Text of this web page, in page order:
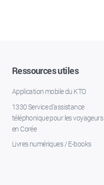
Ressources utiles
Application mobile du KTO
1330 Service d'assistance
téléphonique pour les voyageurs
en Corée
Livres numériques / E-books